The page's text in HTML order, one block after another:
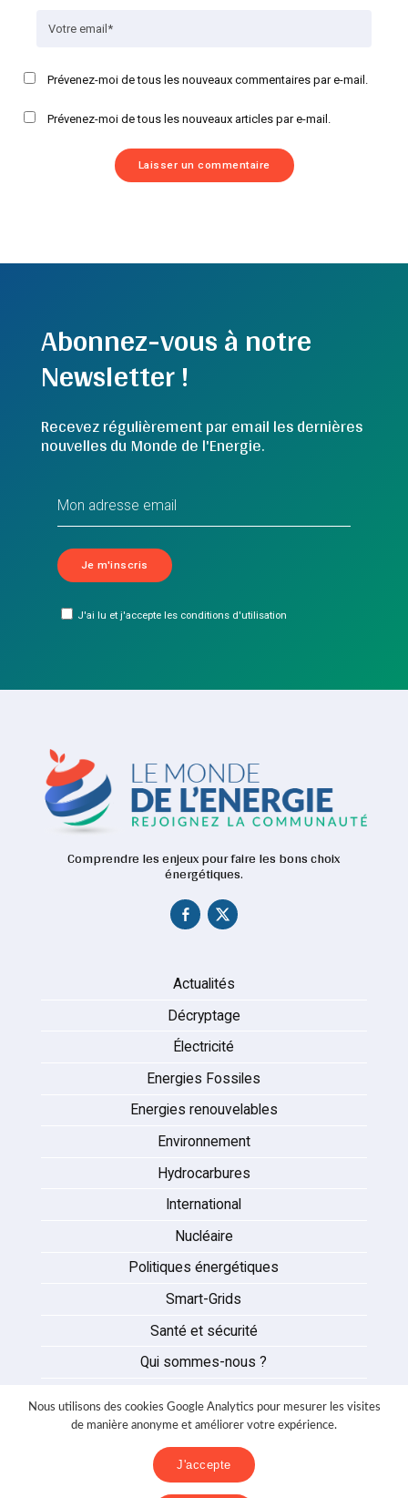
Prévenez-moi de tous les nouveaux commentaires par e-mail.
Prévenez-moi de tous les nouveaux articles par e-mail.
Abonnez-vous à notre
Newsletter !
Recevez régulièrement par email les dernières
nouvelles du Monde de l'Energie.
J'ai lu et j'accepte les conditions d'utilisation
Comprendre les enjeux pour faire les bons choix
énergétiques.
Actualités
Décryptage
Électricité
Energies Fossiles
Energies renouvelables
Environnement
Hydrocarbures
International
Nucléaire
Politiques énergétiques
Smart-Grids
Santé et sécurité
Qui sommes-nous ?
Partenaires
Nous contacter
Nous utilisons des cookies Google Analytics pour mesurer les visites
de manière anonyme et améliorer votre expérience.
J'accepte